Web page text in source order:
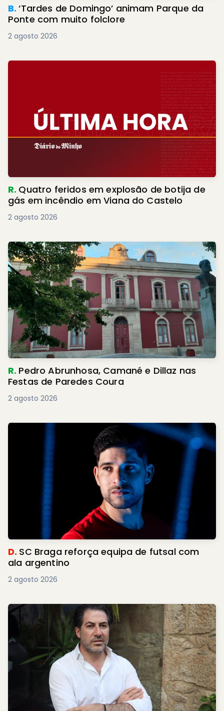
B.‘Tardes de Domingo’ animam Parque da
Ponte com muito folclore
2 agosto 2026
R. Quatro feridos em explosão de botija de
gás em incêndio em Viana do Castelo
2 agosto 2026
R. Pedro Abrunhosa, Camané e Dillaz nas
Festas de Paredes Coura
2 agosto 2026
D. SC Braga reforça equipa de futsal com
ala argentino
2 agosto 2026